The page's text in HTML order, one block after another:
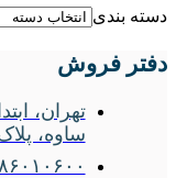
دسته بندی
دفتر فروش
تهران،
ساوه، پلاک 343 و